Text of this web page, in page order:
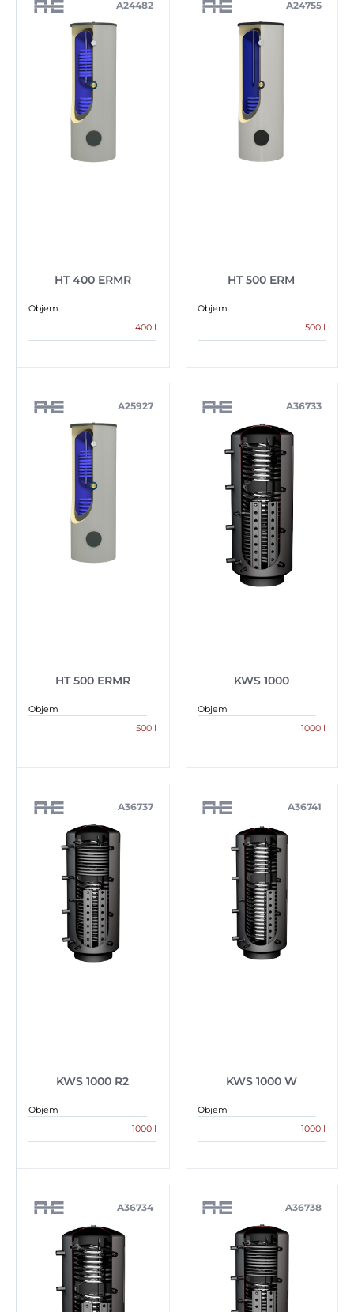
HT 400 ERMR
A24482
Objem
400 l
HT 500 ERM
A24755
Objem
500 l
HT 500 ERMR
A25927
Objem
500 l
KWS 1000
A36733
Objem
1000 l
KWS 1000 R2
A36737
Objem
1000 l
KWS 1000 W
A36741
Objem
1000 l
A36734 A36738